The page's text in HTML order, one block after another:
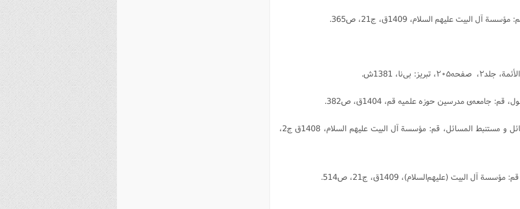
[9] نورى، حسين بن محمد تقى، ‏مستدرك الوسائل و مستنبط المسائل‏، قم‏: مؤسسة آل البيت عليهم السلام‏، 1408ق ج2،